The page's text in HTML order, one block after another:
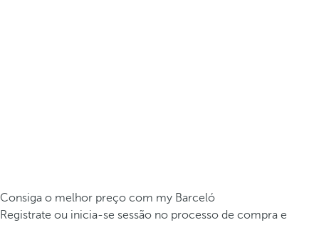
Consiga o melhor preço com my Barceló
Registrate ou inicia-se sessão no processo de compra e